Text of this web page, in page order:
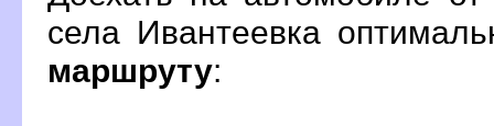
села Ивантеевка
маршруту: